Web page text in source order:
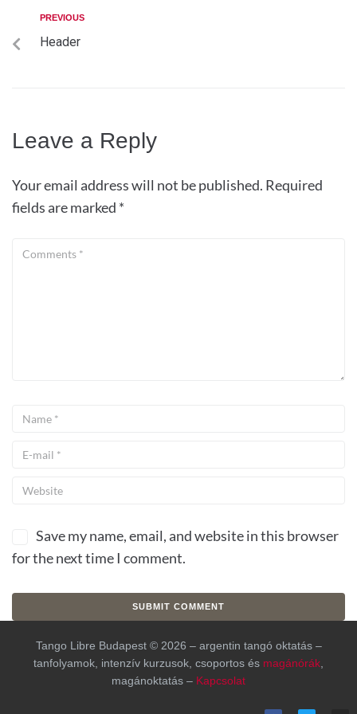
PREVIOUS
Header
Leave a Reply
Your email address will not be published. Required
fields are marked *
Save my name, email, and website in this browser
for the next time I comment.
Tango Libre Budapest © 2026 – argentin tangó oktatás –
tanfolyamok, intenzív kurzusok, csoportos és magánórák
magánoktatás – Kapcsolat